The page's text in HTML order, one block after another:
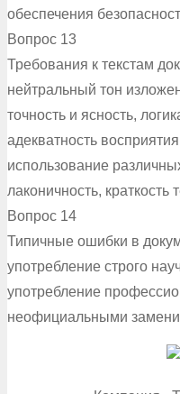
обеспечения
Вопрос 13
Требования к текстам
нейтральный тон
точность и ясность,
адекватность
использование
лаконичность, краткость
Вопрос 14
Типичные ошибки в
употребление строго
употребление
неофициальными